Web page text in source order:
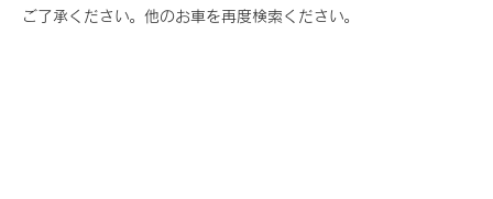
ご了承ください。他のお車を再度検索ください。